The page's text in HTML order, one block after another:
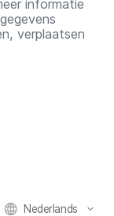
informatie
verplaatsen
Nederlands